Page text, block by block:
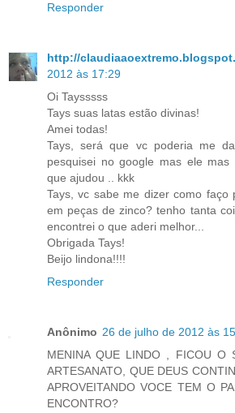
Responder
http://
2012 às 17:29
Oi Taysssss
Tays suas latas estão divinas!
Amei todas!
Tays, será que vc poderia me
pesquisei no google mas ele
que ajudou .. kkk
Tays, vc sabe me dizer como faço
em peças de zinco? tenho tanta
encontrei o que aderi melhor...
Obrigada Tays!
Beijo lindona!!!!
Responder
Anônimo 26 de julho de 2012 às
MENINA QUE LINDO , FICOU O
ARTESANATO, QUE DEUS
APROVEITANDO VOCE TEM O
ENCONTRO?